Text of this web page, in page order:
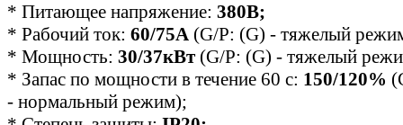
* Питающее напряжение: 380В;
* Рабочий ток: 60/75А (G/P: (G) - тяжелый
* Мощность: 30/37кВт (G/P: (G) - тяжелый
* Запас по мощности в течение 60 с: 150/120%
- нормальный режим);